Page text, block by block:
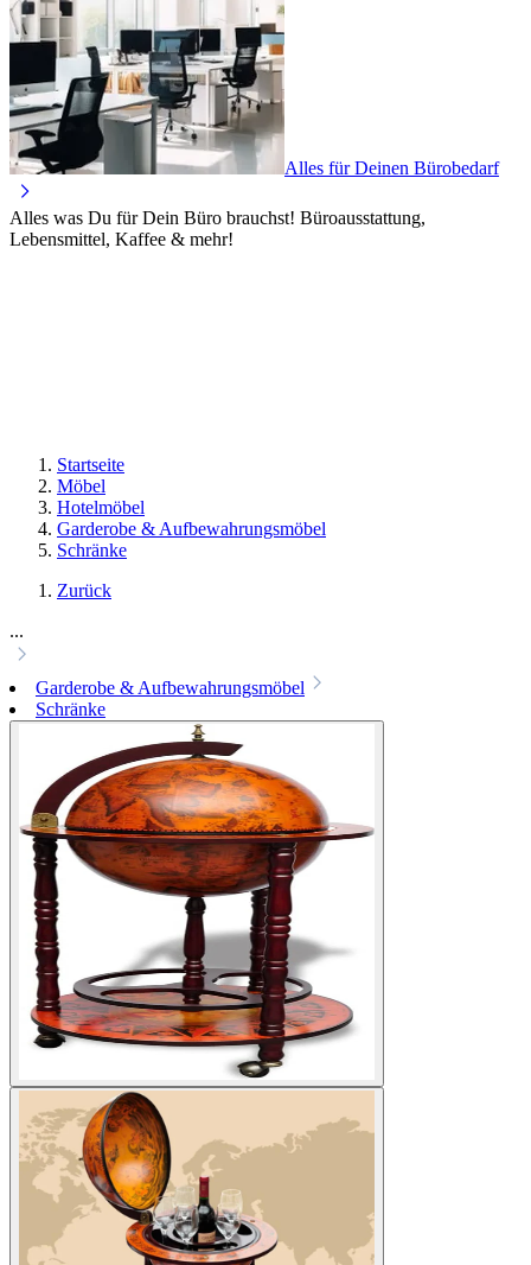
Alles für Deinen Bürobedarf
Alles was Du für Dein Büro brauchst! Büroausstattung,
Lebensmittel, Kaffee & mehr!
Startseite
Möbel
Hotelmöbel
Garderobe & Aufbewahrungsmöbel
Schränke
Zurück
...
Garderobe & Aufbewahrungsmöbel
Schränke